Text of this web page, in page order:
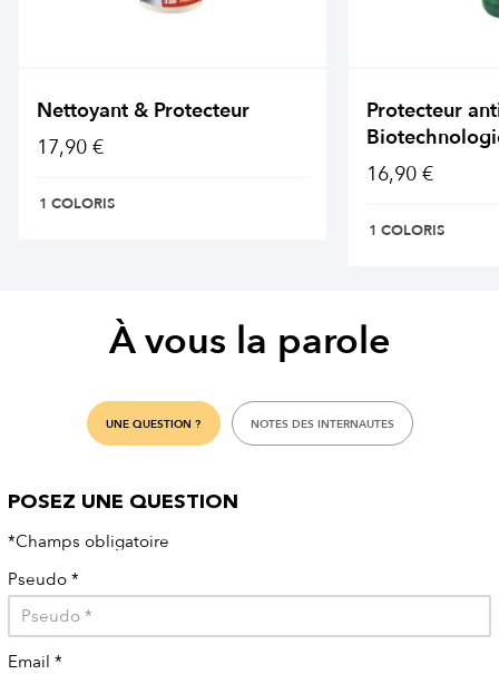
Nettoyant & Protecteur
17,90 €
1 COLORIS
Protecteur
16,90 €
1 COLORIS
À vous la parole
UNE QUESTION ? NOTES DES INTERNAUTES
POSEZ UNE QUESTION
*Champs obligatoire
Pseudo *
Email *